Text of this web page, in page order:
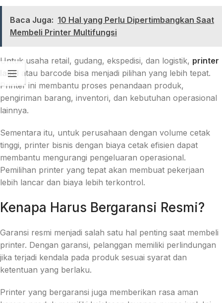
Baca Juga: 10 Hal yang Perlu Dipertimbangkan Saat
Membeli Printer Multifungsi
Untuk usaha retail, gudang, ekspedisi, dan logistik, printer
label
atau barcode bisa menjadi pilihan yang lebih tepat.
Printer ini membantu proses penandaan produk,
pengiriman barang, inventori, dan kebutuhan operasional
lainnya.
Sementara itu, untuk perusahaan dengan volume cetak
tinggi, printer bisnis dengan biaya cetak efisien dapat
membantu mengurangi pengeluaran operasional.
Pemilihan printer yang tepat akan membuat pekerjaan
lebih lancar dan biaya lebih terkontrol.
Kenapa Harus Bergaransi Resmi?
Garansi resmi menjadi salah satu hal penting saat membeli
printer. Dengan garansi, pelanggan memiliki perlindungan
jika terjadi kendala pada produk sesuai syarat dan
ketentuan yang berlaku.
Printer yang bergaransi juga memberikan rasa aman